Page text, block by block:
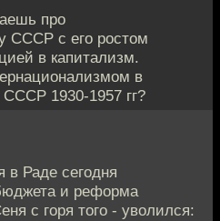
про
СССР с его ростом
в капитализм.
в
1930-1957 гг?
в Раде сегодня
и реформа
с горя того - уволился: